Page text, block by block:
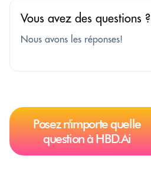
Vous avez des questions ?
Nous avons les réponses!
Posez n'importe quelle
question à HBD.Ai